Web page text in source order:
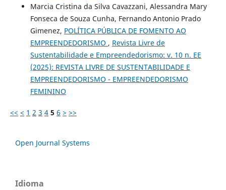
Marcia Cristina da Silva Cavazzani, Alessandra Mary
Fonseca de Souza Cunha, Fernando Antonio Prado
Gimenez, POLÍTICA PÚBLICA DE FOMENTO AO
EMPREENDEDORISMO , Revista Livre de
Sustentabilidade e Empreendedorismo: v. 10 n. EE
(2025): REVISTA LIVRE DE SUSTENTABILIDADE E
EMPREENDEDORISMO - EMPREENDEDORISMO
FEMININO
<< < 1 2 3 4 5 6 > >>
Open Journal Systems
Idioma